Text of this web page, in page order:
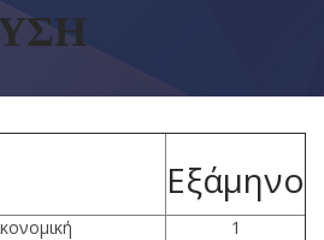
Εξάμηνο
1